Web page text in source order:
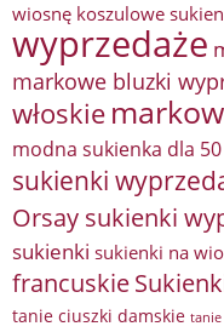
wiosnę koszulowe
wyprzedaże
markowe bluzki
włoskie
modna sukienka dla
sukienki
Orsay sukienki
sukienki sukienki na
francuskie
tanie ciuszki damskie